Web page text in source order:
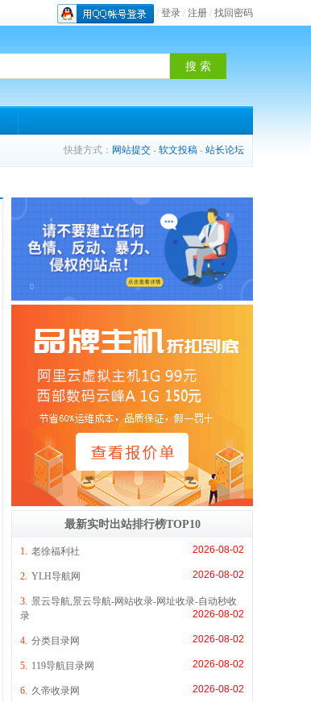
/ 登录 / 注册 / 找回密码
快捷方式： 网站提交 - 软文投稿 - 站长论坛
最新实时出站排行榜TOP10
1. 老徐福利社 2026-08-02
2. YLH导航网 2026-08-02
3. 景云导航,景云导航-网站收录-网址收录-自动秒收
录
2026-08-02
4. 分类目录网 2026-08-02
5. 119导航目录网 2026-08-02
6. 久帝收录网 2026-08-02